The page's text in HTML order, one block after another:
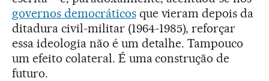
governos democráticosque vieram depois da
ditadura civil-militar (1964-1985), reforçar
essa ideologia não é um detalhe. Tampouco
um efeito colateral. É uma construção de
futuro.